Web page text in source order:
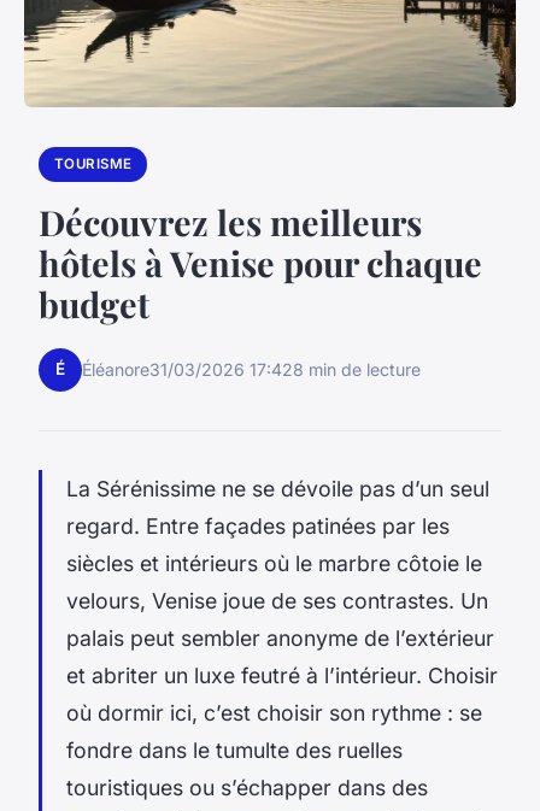
TOURISME
Découvrez les meilleurs
hôtels à Venise pour chaque
budget
É Éléanore31/03/2026 17:428 min de lecture
La Sérénissime ne se dévoile pas d’un seul
regard. Entre façades patinées par les
siècles et intérieurs où le marbre côtoie le
velours, Venise joue de ses contrastes. Un
palais peut sembler anonyme de l’extérieur
et abriter un luxe feutré à l’intérieur. Choisir
où dormir ici, c’est choisir son rythme : se
fondre dans le tumulte des ruelles
touristiques ou s’échapper dans des